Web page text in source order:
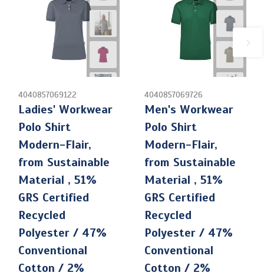
4040857069122
Ladies' Workwear
Polo Shirt
Modern-Flair,
from Sustainable
Material , 51%
GRS Certified
Recycled
Polyester / 47%
Conventional
Cotton / 2%
4040857069726
Men's Workwear
Polo Shirt
Modern-Flair,
from Sustainable
Material , 51%
GRS Certified
Recycled
Polyester / 47%
Conventional
Cotton / 2%